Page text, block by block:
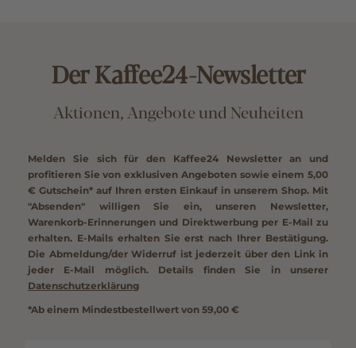
Der Kaffee24-Newsletter
Aktionen, Angebote und Neuheiten
Melden Sie sich für den Kaffee24 Newsletter an und
profitieren Sie von exklusiven Angeboten sowie einem 5,00
€ Gutschein* auf Ihren ersten Einkauf in unserem Shop. Mit
"Absenden" willigen Sie ein, unseren Newsletter,
Warenkorb-Erinnerungen und Direktwerbung per E-Mail zu
erhalten. E-Mails erhalten Sie erst nach Ihrer Bestätigung.
Die Abmeldung/der Widerruf ist jederzeit über den Link in
jeder E-Mail möglich. Details finden Sie in unserer
Datenschutzerklärung
*Ab einem Mindestbestellwert von 59,00 €